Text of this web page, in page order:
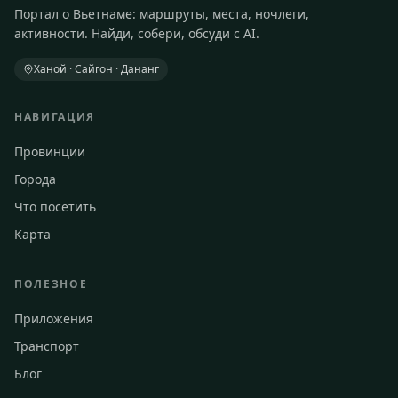
Портал о Вьетнаме: маршруты, места, ночлеги,
активности. Найди, собери, обсуди с AI.
Ханой · Сайгон · Дананг
НАВИГАЦИЯ
Провинции
Города
Что посетить
Карта
ПОЛЕЗНОЕ
Приложения
Транспорт
Блог